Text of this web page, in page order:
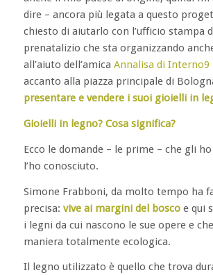
dire – ancora più legata a questo
chiesto di aiutarlo con l’ufficio stampa
prenatalizio che sta organizzando
all’aiuto dell’amica Annalisa di Interno9
accanto alla piazza principale di
presentare e vendere i suoi gioielli in
Gioielli in legno? Cosa significa?
Ecco le domande – le prime – che gli
l’ho conosciuto.
Simone Frabboni, da molto tempo ha
precisa: vive ai margini del boscoe qui
i legni da cui nascono le sue opere e
maniera totalmente ecologica.
Il legno utilizzato è quello che trova